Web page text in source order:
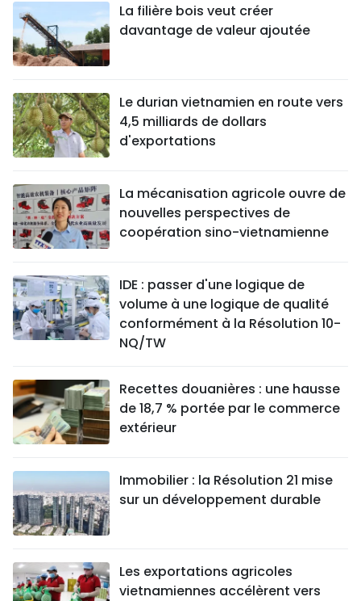
La filière bois veut créer
davantage de valeur ajoutée
Le durian vietnamien en route vers
4,5 milliards de dollars
d'exportations
La mécanisation agricole ouvre de
nouvelles perspectives de
coopération sino-vietnamienne
IDE : passer d'une logique de
volume à une logique de qualité
conformément à la Résolution 10-
NQ/TW
Recettes douanières : une hausse
de 18,7 % portée par le commerce
extérieur
Immobilier : la Résolution 21 mise
sur un développement durable
Les exportations agricoles
vietnamiennes accélèrent vers